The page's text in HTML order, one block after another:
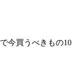
今買うべきもの10